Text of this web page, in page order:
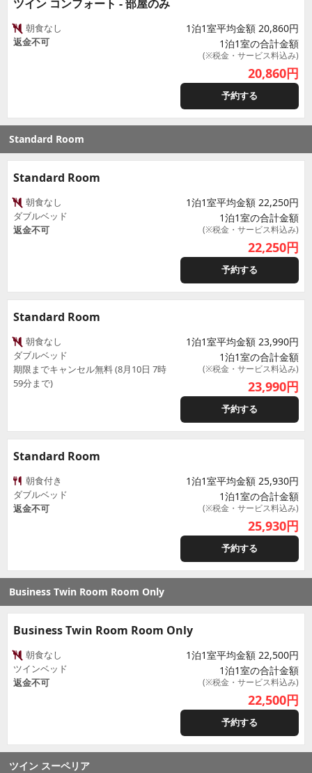
ツイン コンフォート - 部屋のみ
朝食なし
返金不可
1泊1室平均金額 20,860円
1泊1室の合計金額
(※税金・サービス料込み)
20,860円
予約する
Standard Room
Standard Room
朝食なし
ダブルベッド
返金不可
1泊1室平均金額 22,250円
1泊1室の合計金額
(※税金・サービス料込み)
22,250円
予約する
Standard Room
朝食なし
ダブルベッド
期限までキャンセル無料 (8月10日 7時
59分まで)
1泊1室平均金額 23,990円
1泊1室の合計金額
(※税金・サービス料込み)
23,990円
予約する
Standard Room
朝食付き
ダブルベッド
返金不可
1泊1室平均金額 25,930円
1泊1室の合計金額
(※税金・サービス料込み)
25,930円
予約する
Business Twin Room Room Only
Business Twin Room Room Only
朝食なし
ツインベッド
返金不可
1泊1室平均金額 22,500円
1泊1室の合計金額
(※税金・サービス料込み)
22,500円
予約する
ツイン スーペリア